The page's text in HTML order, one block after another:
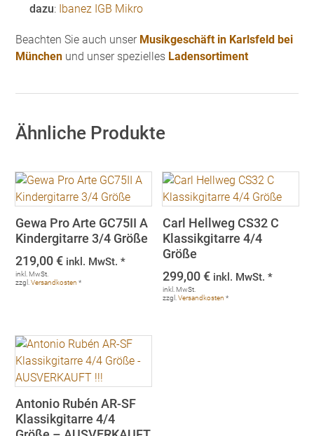
dazu: Ibanez IGB Mikro
Beachten Sie auch unser Musikgeschäft in Karlsfeld bei
München und unser spezielles Ladensortiment
Ähnliche Produkte
Gewa Pro Arte GC75II A
Kindergitarre 3/4 Größe
219,00€ inkl. MwSt. *
inkl. MwSt.
zzgl.Versandkosten *
Carl Hellweg CS32 C
Klassikgitarre 4/4
Größe
299,00€ inkl. MwSt. *
inkl. MwSt.
zzgl.Versandkosten *
Antonio Rubén AR-SF
Klassikgitarre 4/4